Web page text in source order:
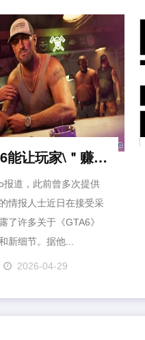
曝GTA6能让玩家\＂赚\＂真钱！现实意义上变百万富翁
报道，此前曾多次提供
情报人士近日在接受采
了许多关于《GTA6》
新细节。据他...
2026-04-29